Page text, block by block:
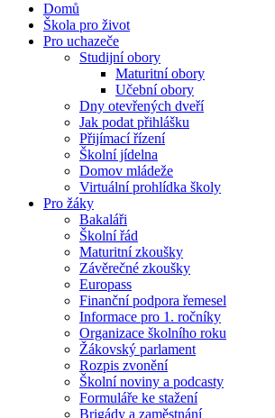
Domů
Škola pro život
Pro uchazeče
Studijní obory
Maturitní obory
Učební obory
Dny otevřených dveří
Jak podat přihlášku
Přijímací řízení
Školní jídelna
Domov mládeže
Virtuální prohlídka školy
Pro žáky
Bakaláři
Školní řád
Maturitní zkoušky
Závěrečné zkoušky
Europass
Finanční podpora řemesel
Informace pro 1. ročníky
Organizace školního roku
Žákovský parlament
Rozpis zvonění
Školní noviny a podcasty
Formuláře ke stažení
Brigády a zaměstnání